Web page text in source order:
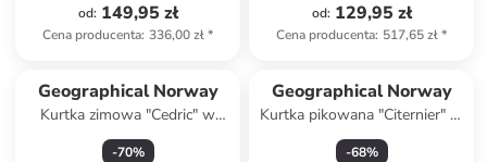
od: 149,95 zł
Cena producenta: 336,00 zł*
od: 129,95 zł
Cena producenta: 517,65 zł*
Geographical Norway
Kurtka zimowa "Cedric" w
kolorze granatowym
-70%
Geographical Norway
Kurtka pikowana "Citernier" w
kolorze khaki
-68%